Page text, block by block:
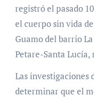
registró el pasado
el cuerpo sin vida
Guamo del barrio
Petare-Santa
Las
determinar que el